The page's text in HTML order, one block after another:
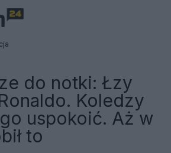
do notki: Łzy
Koledzy
uspokoić. Aż w
to